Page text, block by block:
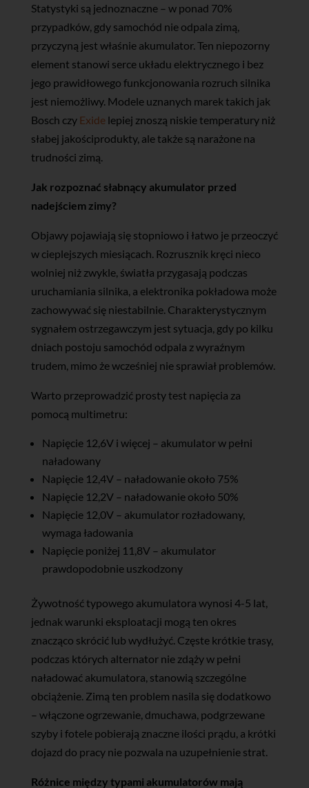
Statystyki są jednoznaczne – w ponad 70%
przypadków, gdy samochód nie odpala zimą,
przyczyną jest właśnie akumulator. Ten niepozorny
element stanowi serce układu elektrycznego i bez
jego prawidłowego funkcjonowania rozruch silnika
jest niemożliwy. Modele uznanych marek takich jak
Bosch czy Exidelepiej znoszą niskie temperatury niż
słabej jakościprodukty, ale także są narażone na
trudności zimą.
Jak rozpoznać słabnący akumulator przed
nadejściem zimy?
Objawy pojawiają się stopniowo i łatwo je przeoczyć
w cieplejszych miesiącach. Rozrusznik kręci nieco
wolniej niż zwykle, światła przygasają podczas
uruchamiania silnika, a elektronika pokładowa może
zachowywać się niestabilnie. Charakterystycznym
sygnałem ostrzegawczym jest sytuacja, gdy po kilku
dniach postoju samochód odpala z wyraźnym
trudem, mimo że wcześniej nie sprawiał problemów.
Warto przeprowadzić prosty test napięcia za
pomocą multimetru:
Napięcie 12,6V i więcej – akumulator w pełni
naładowany
Napięcie 12,4V – naładowanie około 75%
Napięcie 12,2V – naładowanie około 50%
Napięcie 12,0V – akumulator rozładowany,
wymaga ładowania
Napięcie poniżej 11,8V – akumulator
prawdopodobnie uszkodzony
Żywotność typowego akumulatora wynosi 4-5 lat,
jednak warunki eksploatacji mogą ten okres
znacząco skrócić lub wydłużyć. Częste krótkie trasy,
podczas których alternator nie zdąży w pełni
naładować akumulatora, stanowią szczególne
obciążenie. Zimą ten problem nasila się dodatkowo
– włączone ogrzewanie, dmuchawa, podgrzewane
szyby i fotele pobierają znaczne ilości prądu, a krótki
dojazd do pracy nie pozwala na uzupełnienie strat.
Różnice między typami akumulatorów mają